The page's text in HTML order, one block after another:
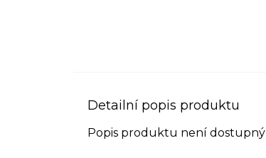
Detailní popis produktu
Popis produktu není dostupný